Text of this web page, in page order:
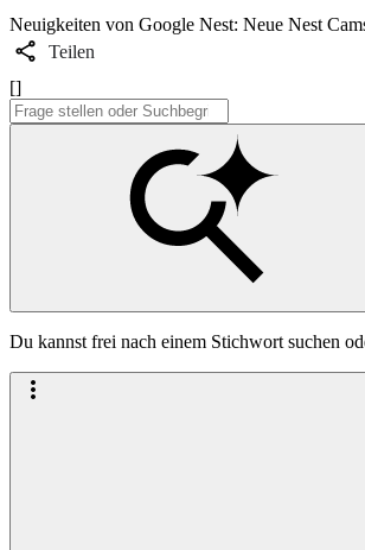
Neuigkeiten von Google Nest: Neue Nest
Teilen
[]
Du kannst frei nach einem Stichwort suchen